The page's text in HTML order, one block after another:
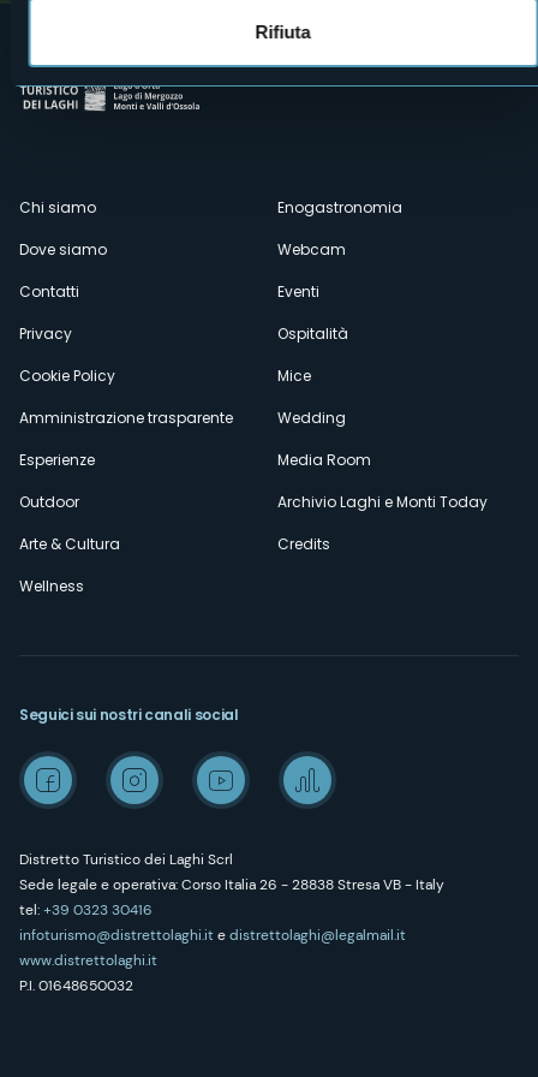
Rifiuta
Menù
secondario
Chi siamo
Dove siamo
Contatti
Privacy
Cookie Policy
Amministrazione trasparente
Esperienze
Outdoor
Arte & Cultura
Wellness
Enogastronomia
Webcam
Eventi
Ospitalità
Mice
Wedding
Media Room
Archivio Laghi e Monti Today
Credits
Distretto Turistico dei Laghi Scrl
Sede legale e operativa: Corso Italia 26 - 28838 Stresa VB - Italy
tel:+39 0323 30416
infoturismo@distrettolaghi.itedistrettolaghi@legalmail.it
www.distrettolaghi.it
P.I. 01648650032
Seguici sui nostri canali social